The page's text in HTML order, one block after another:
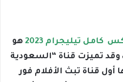
كامل تيليجرام 2023
هو
وقد تميزت قناة “السعودية
أول قناة تبث الأفلام فور